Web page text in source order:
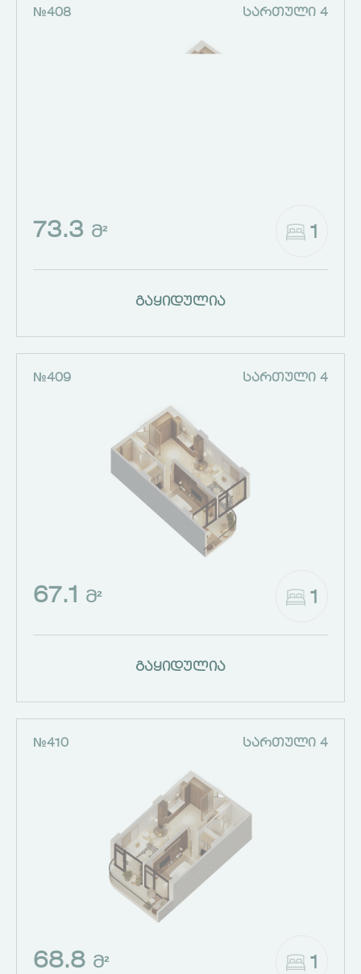
№408 ᲡᲐᲠᲗᲣᲚᲘ 4
73.3 Მ² 1
გაყიდულია
№409 ᲡᲐᲠᲗᲣᲚᲘ 4
67.1 Მ² 1
გაყიდულია
№410 ᲡᲐᲠᲗᲣᲚᲘ 4
68.8 Მ² 1